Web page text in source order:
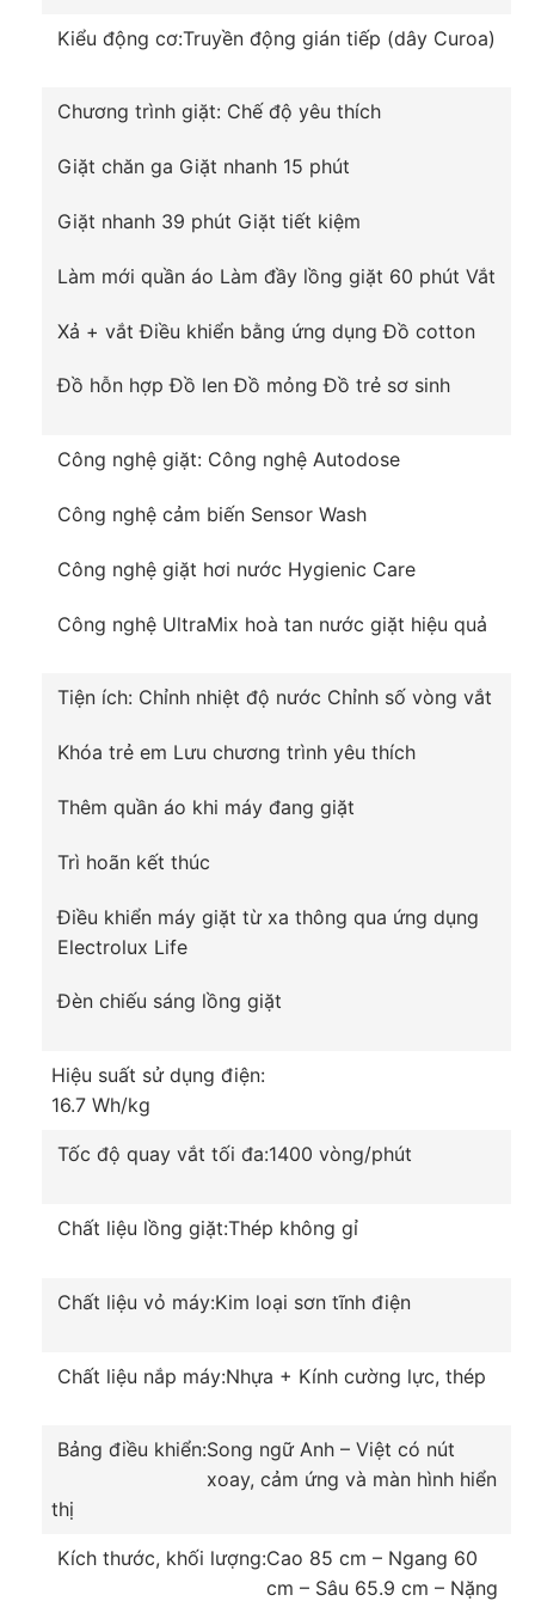
nhờ công nghệ EcoInverter
Máy giặt được trang bị công nghệ Eco Inverter có
tiếng máy giặt hoạt động ảnh hưởng tới người già
bớt lo lắng về tiền điện mỗi tháng nhờ khả năng
tiết kiệm 50% lượng điện năng tiêu thụ so với các
dòng máy giặt trước đây.
Tính toán thời gian giặt xả phù hợp thông qua cảm
biến Sensor Wash
Công nghệ Sensor Wash giúp nâng cao hiệu quả
giặt để điều chỉnh thời gian giặt hợp lý. Đồng thời
ra số lần xả phù hợp, giúp đồ sạch hoàn toàn.
Kiểu động cơ:Truyền động gián tiếp (dây Curoa)
Chương trình giặt: Chế độ yêu thích
Giặt chăn ga Giặt nhanh 15 phút
Giặt nhanh 39 phút Giặt tiết kiệm
Làm mới quần áo Làm đầy lồng giặt 60 phút Vắt
Xả + vắt Điều khiển bằng ứng dụng Đồ cotton
Đồ hỗn hợp Đồ len Đồ mỏng Đồ trẻ sơ sinh
Công nghệ giặt: Công nghệ Autodose
Công nghệ cảm biến Sensor Wash
Công nghệ giặt hơi nước Hygienic Care
Công nghệ UltraMix hoà tan nước giặt hiệu quả
Tiện ích: Chỉnh nhiệt độ nước Chỉnh số vòng vắt
Khóa trẻ em Lưu chương trình yêu thích
Thêm quần áo khi máy đang giặt
Trì hoãn kết thúc
Điều khiển máy giặt từ xa thông qua ứng dụng
Electrolux Life
Đèn chiếu sáng lồng giặt
Hiệu suất sử dụng điện:
16.7 Wh/kg
Tốc độ quay vắt tối đa:1400 vòng/phút
Chất liệu lồng giặt:Thép không gỉ
Chất liệu vỏ máy:Kim loại sơn tĩnh điện
Chất liệu nắp máy:Nhựa + Kính cường lực, thép
Bảng điều khiển:Song ngữ Anh – Việt có nút
xoay, cảm ứng và màn hình hiển
thị
Kích thước, khối lượng:Cao 85 cm – Ngang 60
cm – Sâu 65.9 cm – Nặng